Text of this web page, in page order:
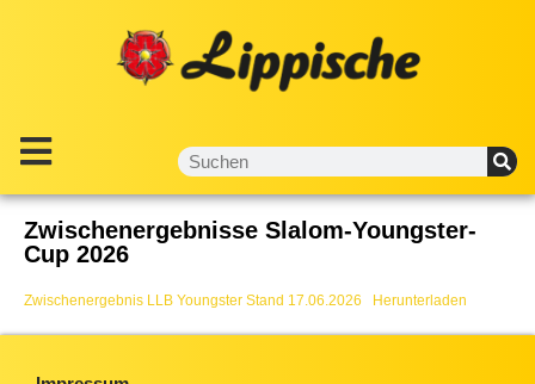
Zwischenergebnisse Slalom-Youngster-
Cup 2026
Zwischenergebnis LLB Youngster Stand 17.06.2026 Herunterladen